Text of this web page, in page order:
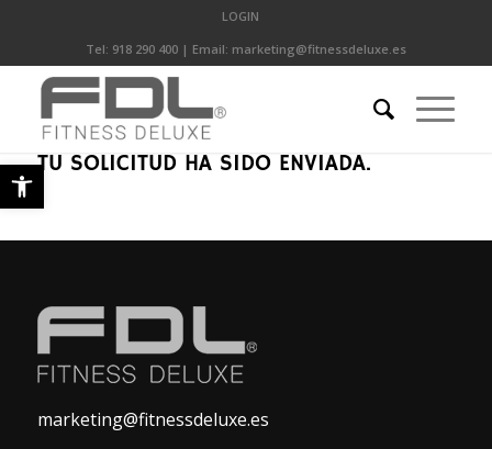
Abrir barra de herramientas
LOGIN
Tel: 918 290 400| Email: marketing@fitnessdeluxe.es
TU SOLICITUD HA SIDO ENVIADA.
marketing@fitnessdeluxe.es